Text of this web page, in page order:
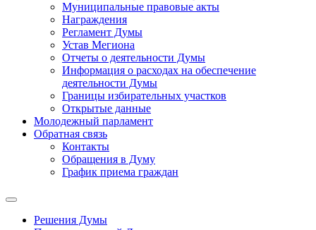
Муниципальные правовые акты
Награждения
Регламент Думы
Устав Мегиона
Отчеты о деятельности Думы
Информация о расходах на обеспечение
деятельности Думы
Границы избирательных участков
Открытые данные
Молодежный парламент
Обратная связь
Контакты
Обращения в Думу
График приема граждан
Решения Думы